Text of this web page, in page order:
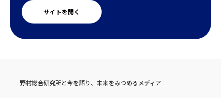
サイトを開く
野村総合研究所と今を語り、未来をみつめるメディア